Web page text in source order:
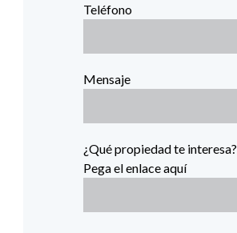
Teléfono
Mensaje
¿Qué propiedad te interesa?
Pega el enlace aquí